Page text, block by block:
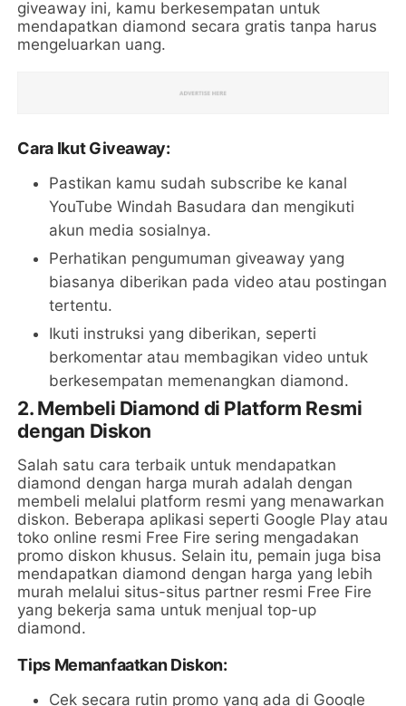
giveaway ini, kamu berkesempatan untuk
mendapatkan diamond secara gratis tanpa harus
mengeluarkan uang.
Cara Ikut Giveaway:
Pastikan kamu sudah subscribe ke kanal
YouTube Windah Basudara dan mengikuti
akun media sosialnya.
Perhatikan pengumuman giveaway yang
biasanya diberikan pada video atau postingan
tertentu.
Ikuti instruksi yang diberikan, seperti
berkomentar atau membagikan video untuk
berkesempatan memenangkan diamond.
2. Membeli Diamond di Platform Resmi
dengan Diskon
Salah satu cara terbaik untuk mendapatkan
diamond dengan harga murah adalah dengan
membeli melalui platform resmi yang menawarkan
diskon. Beberapa aplikasi seperti Google Play atau
toko online resmi Free Fire sering mengadakan
promo diskon khusus. Selain itu, pemain juga bisa
mendapatkan diamond dengan harga yang lebih
murah melalui situs-situs partner resmi Free Fire
yang bekerja sama untuk menjual top-up
diamond.
Tips Memanfaatkan Diskon:
Cek secara rutin promo yang ada di Google